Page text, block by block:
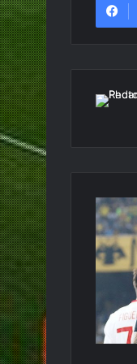
Ούτε
στο
Survivor
τόση
ασυλία